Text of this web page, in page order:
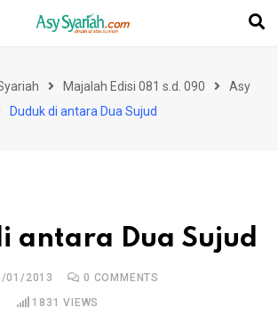
Majalah Edisi 081 s.d. 090
Asy
Duduk di antara Dua Sujud
antara Dua Sujud
01/2013 0 COMMENTS
1831 VIEWS